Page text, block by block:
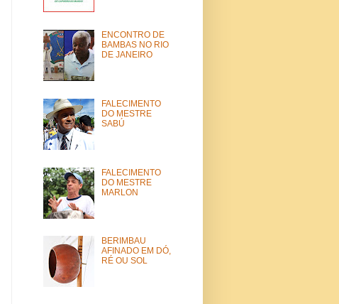
ENCONTRO DE
BAMBAS NO RIO
DE JANEIRO
FALECIMENTO
DO MESTRE
SABÚ
FALECIMENTO
DO MESTRE
MARLON
BERIMBAU
AFINADO EM DÓ,
RÉ OU SOL